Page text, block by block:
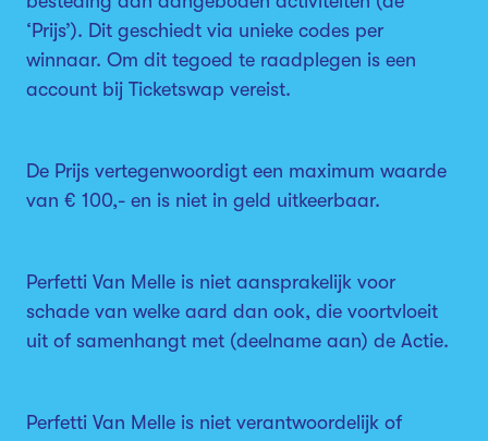
‘Prijs’). Dit geschiedt via unieke codes per
winnaar. Om dit tegoed te raadplegen is een
account bij Ticketswap vereist.
De Prijs vertegenwoordigt een maximum waarde
van € 100,- en is niet in geld uitkeerbaar.
Perfetti Van Melle is niet aansprakelijk voor
schade van welke aard dan ook, die voortvloeit
uit of samenhangt met (deelname aan) de Actie.
Perfetti Van Melle is niet verantwoordelijk of